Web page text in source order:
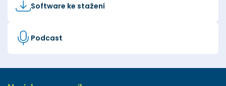
Software ke stažení
Podcast